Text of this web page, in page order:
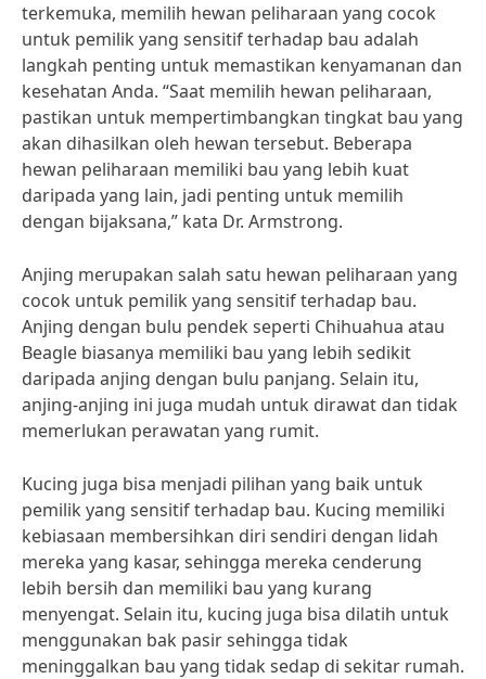
terkemuka, memilih hewan peliharaan yang cocok
untuk pemilik yang sensitif terhadap bau adalah
langkah penting untuk memastikan kenyamanan dan
kesehatan Anda. “Saat memilih hewan peliharaan,
pastikan untuk mempertimbangkan tingkat bau yang
akan dihasilkan oleh hewan tersebut. Beberapa
hewan peliharaan memiliki bau yang lebih kuat
daripada yang lain, jadi penting untuk memilih
dengan bijaksana,” kata Dr. Armstrong.
Anjing merupakan salah satu hewan peliharaan yang
cocok untuk pemilik yang sensitif terhadap bau.
Anjing dengan bulu pendek seperti Chihuahua atau
Beagle biasanya memiliki bau yang lebih sedikit
daripada anjing dengan bulu panjang. Selain itu,
anjing-anjing ini juga mudah untuk dirawat dan tidak
memerlukan perawatan yang rumit.
Kucing juga bisa menjadi pilihan yang baik untuk
pemilik yang sensitif terhadap bau. Kucing memiliki
kebiasaan membersihkan diri sendiri dengan lidah
mereka yang kasar, sehingga mereka cenderung
lebih bersih dan memiliki bau yang kurang
menyengat. Selain itu, kucing juga bisa dilatih untuk
menggunakan bak pasir sehingga tidak
meninggalkan bau yang tidak sedap di sekitar rumah.